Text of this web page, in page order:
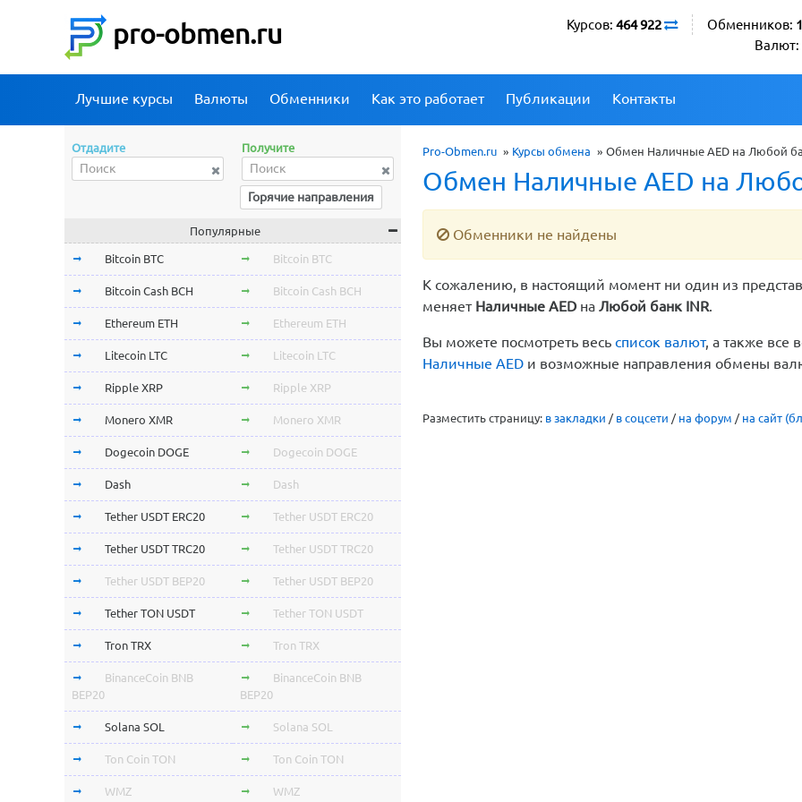
pro-obmen.ru Обменников:
Валют:
Курсов: 464 922
Лучшие курсы Валюты Обменники Как это работает Публикации Контакты
Pro-Obmen.ru » Курсы обмена » Обмен Наличные AED на Любой
Обмен Наличные AED на
Обменники не найдены
К сожалению, в настоящий момент ни один из
меняет Наличные AED на Любой банк INR.
Вы можете посмотреть весь список валют, а также все
Наличные AED и возможные направления обмены
Разместить страницу: в закладки / в соцсети / на форум / на сайт
Отдадите Получите
Горячие направления
Популярные
Bitcoin BTC Bitcoin BTC
Bitcoin Cash BCH Bitcoin Cash BCH
Ethereum ETH Ethereum ETH
Litecoin LTC Litecoin LTC
Ripple XRP Ripple XRP
Monero XMR Monero XMR
Dogecoin DOGE Dogecoin DOGE
Dash Dash
Tether USDT ERC20 Tether USDT ERC20
Tether USDT TRC20 Tether USDT TRC20
Tether USDT BEP20 Tether USDT BEP20
Tether TON USDT Tether TON USDT
Tron TRX Tron TRX
BinanceCoin BNB
BEP20
BinanceCoin BNB
BEP20
Solana SOL Solana SOL
Ton Coin TON Ton Coin TON
WMZ WMZ